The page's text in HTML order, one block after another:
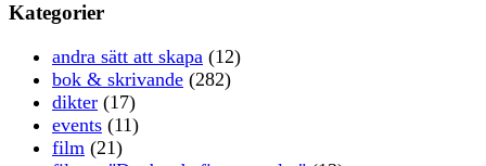
Kategorier
andra sätt att skapa (12)
bok & skrivande (282)
dikter (17)
events (11)
film (21)